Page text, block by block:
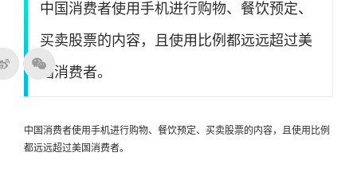
中国消费者使用手机进行购物、餐饮预定、
买卖股票的内容，且使用比例都远远超过美
国消费者。
中国消费者使用手机进行购物、餐饮预定、买卖股票的内容，且使用比例
都远远超过美国消费者。